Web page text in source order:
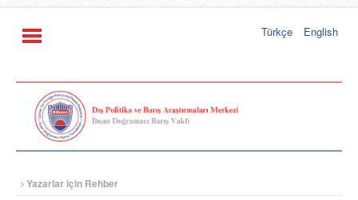
English
Türkçe
Yazarlar için Rehber